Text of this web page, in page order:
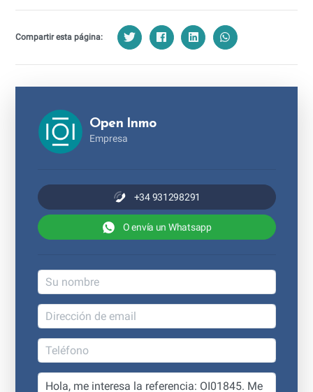
Compartir esta página:
Open Inmo
Empresa
+34 931298291
O envía un Whatsapp